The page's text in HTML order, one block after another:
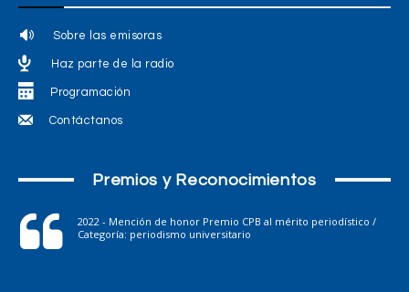
Sobre las emisoras
Haz parte de la radio
Programación
Contáctanos
Premios y Reconocimientos
2022 - Mención de honor Premio CPB al mérito periodístico /
Categoría: periodismo universitario